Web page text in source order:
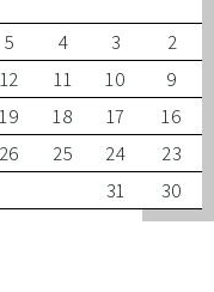
3
5
6
10
11
12
13
17
18
19
20
24
25
26
27
31